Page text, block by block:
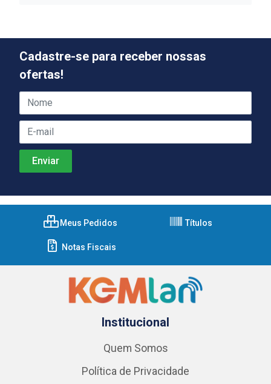
Cadastre-se para receber nossas
ofertas!
Meus Pedidos Títulos
Notas Fiscais
Institucional
Quem Somos
Política de Privacidade